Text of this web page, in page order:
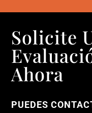
Solicite
Ahora
PUEDES